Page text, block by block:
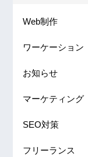
Web制作
ワーケーション
お知らせ
マーケティング
SEO対策
フリーランス